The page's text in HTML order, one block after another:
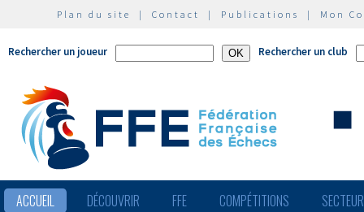
Plan du site | Contact | Publications | Mon
Rechercher un joueur Rechercher un club
ACCUEIL DÉCOUVRIR FFE COMPÉTITIONS